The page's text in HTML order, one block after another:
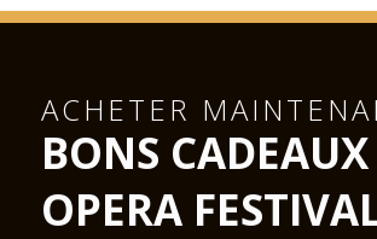
ACHETER
BONS
OPERA